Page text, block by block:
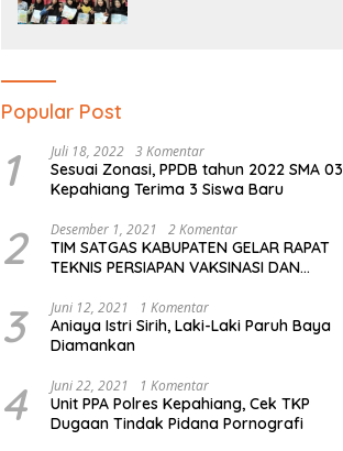
Popular Post
1 Juli 18, 2022 3 Komentar
Sesuai Zonasi, PPDB tahun 2022 SMA 03
Kepahiang Terima 3 Siswa Baru
2 Desember 1, 2021 2 Komentar
TIM SATGAS KABUPATEN GELAR RAPAT
TEKNIS PERSIAPAN VAKSINASI DAN
3 Juni 12, 2021 1 Komentar
Aniaya Istri Sirih, Laki-Laki Paruh Baya
Diamankan
4 Juni 22, 2021 1 Komentar
Unit PPA Polres Kepahiang, Cek TKP
Dugaan Tindak Pidana Pornografi